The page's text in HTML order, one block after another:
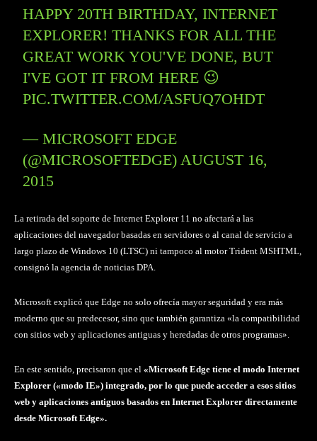
HAPPY 20TH BIRTHDAY, INTERNET
EXPLORER! THANKS FOR ALL THE
GREAT WORK YOU'VE DONE, BUT
I'VE GOT IT FROM HERE 😉
PIC.TWITTER.COM/ASFUQ7OHDT
— MICROSOFT EDGE
(@MICROSOFTEDGE)AUGUST 16,
2015
La retirada del soporte de Internet Explorer 11 no afectará a las
aplicaciones del navegador basadas en servidores o al canal de servicio a
largo plazo de Windows 10 (LTSC) ni tampoco al motor Trident MSHTML,
consignó la agencia de noticias DPA.
Microsoft explicó que Edge no solo ofrecía mayor seguridad y era más
moderno que su predecesor, sino que también garantiza «la compatibilidad
con sitios web y aplicaciones antiguas y heredadas de otros programas».
En este sentido, precisaron que el «Microsoft Edge tiene el modo Internet
Explorer («modo IE») integrado, por lo que puede acceder a esos sitios
web y aplicaciones antiguos basados en Internet Explorer directamente
desde Microsoft Edge».